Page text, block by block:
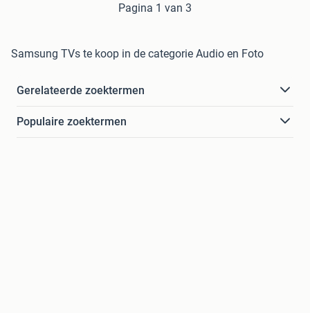
Pagina 1 van 3
Samsung TVs te koop in de categorie Audio en Foto
Gerelateerde zoektermen
Populaire zoektermen